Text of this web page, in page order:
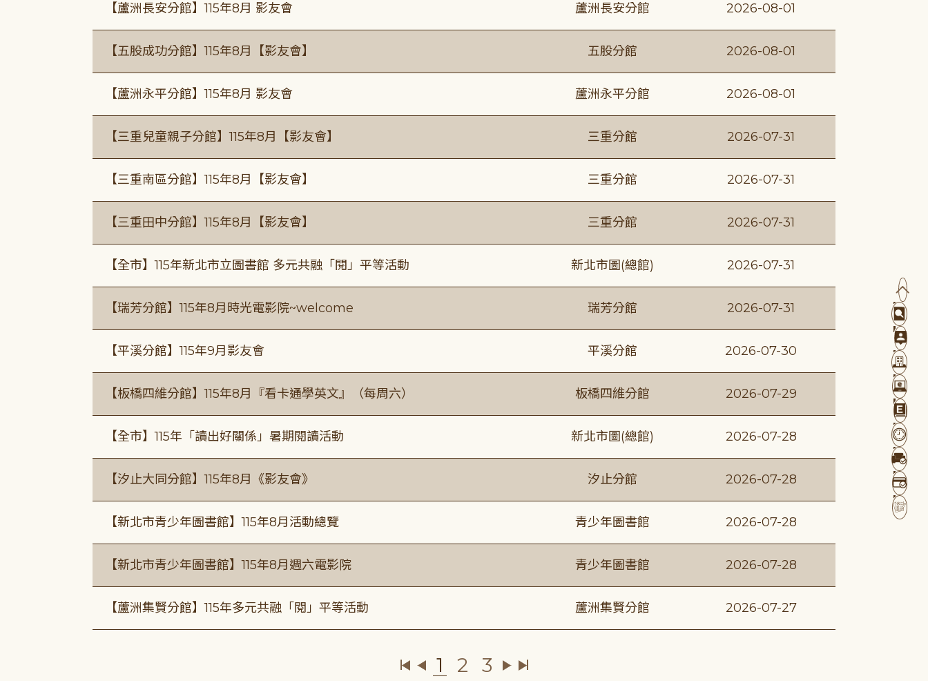
【蘆洲長安分館】115年8月 影友會 蘆洲長安分館 2026-08-01
【五股成功分館】115年8月【影友會】 五股分館 2026-08-01
【蘆洲永平分館】115年8月 影友會 蘆洲永平分館 2026-08-01
【三重兒童親子分館】115年8月【影友會】 三重分館 2026-07-31
【三重南區分館】115年8月【影友會】 三重分館 2026-07-31
【三重田中分館】115年8月【影友會】 三重分館 2026-07-31
【全市】115年新北市立圖書館 多元共融「閱」平等活動 新北市圖(總館) 2026-07-31
【瑞芳分館】115年8月時光電影院~welcome 瑞芳分館 2026-07-31
【平溪分館】115年9月影友會 平溪分館 2026-07-30
【板橋四維分館】115年8月『看卡通學英文』（每周六） 板橋四維分館 2026-07-29
【全市】115年「讀出好關係」暑期閱讀活動 新北市圖(總館) 2026-07-28
【汐止大同分館】115年8月《影友會》 汐止分館 2026-07-28
【新北市青少年圖書館】115年8月活動總覽 青少年圖書館 2026-07-28
【新北市青少年圖書館】115年8月週六電影院 青少年圖書館 2026-07-28
【蘆洲集賢分館】115年多元共融「閱」平等活動 蘆洲集賢分館 2026-07-27
1 2 3